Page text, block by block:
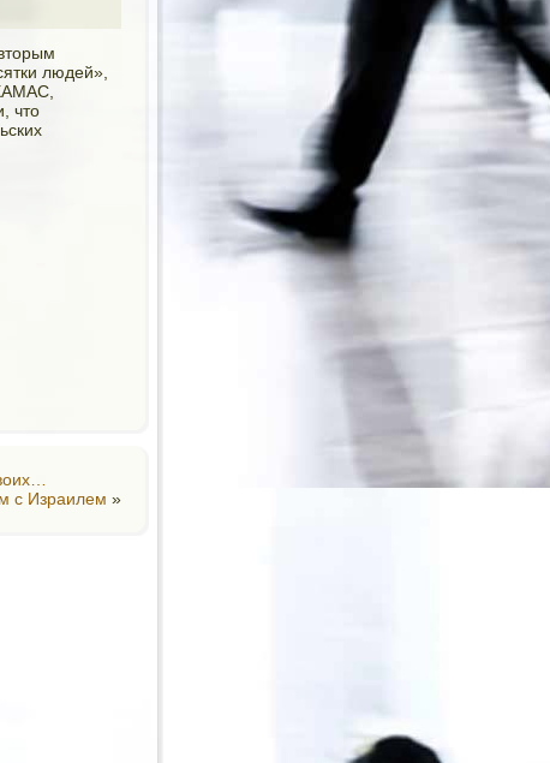
людей»,
что
с Израилем »